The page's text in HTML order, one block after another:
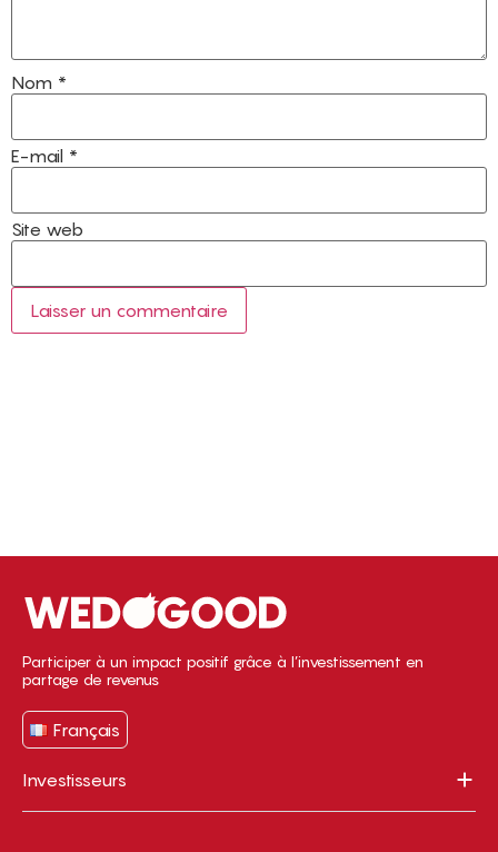
Nom *
E-mail *
Site web
Participer à un impact positif grâce à l’investissement en
partage de revenus
Français
Investisseurs